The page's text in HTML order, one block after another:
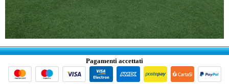
Pagamenti accettati